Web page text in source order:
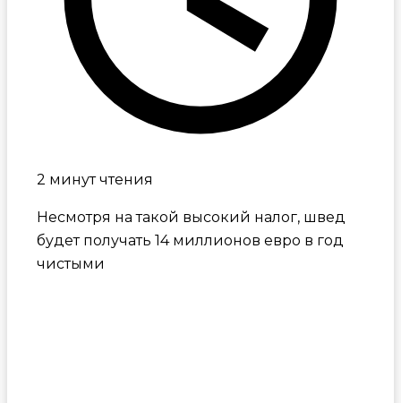
2 минут чтения
Несмотря на такой высокий налог, швед
будет получать 14 миллионов евро в год
чистыми